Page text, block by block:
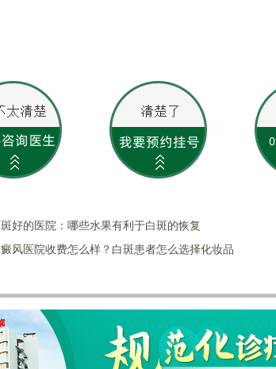
好的医院：哪些水果有利于白斑的恢复
风医院收费怎么样？白斑患者怎么选择化妆品